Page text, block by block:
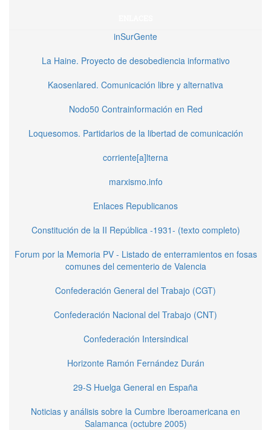
inSurGente
La Haine. Proyecto de desobediencia informativo
Kaosenlared. Comunicación libre y alternativa
Nodo50 Contrainformación en Red
Loquesomos. Partidarios de la libertad de comunicación
corriente[a]lterna
marxismo.info
Enlaces Republicanos
Constitución de la II República -1931- (texto completo)
Forum por la Memoria PV - Listado de enterramientos en fosas
comunes del cementerio de Valencia
Confederación General del Trabajo (CGT)
Confederación Nacional del Trabajo (CNT)
Confederación Intersindical
Horizonte Ramón Fernández Durán
29-S Huelga General en España
Noticias y análisis sobre la Cumbre Iberoamericana en
Salamanca (octubre 2005)